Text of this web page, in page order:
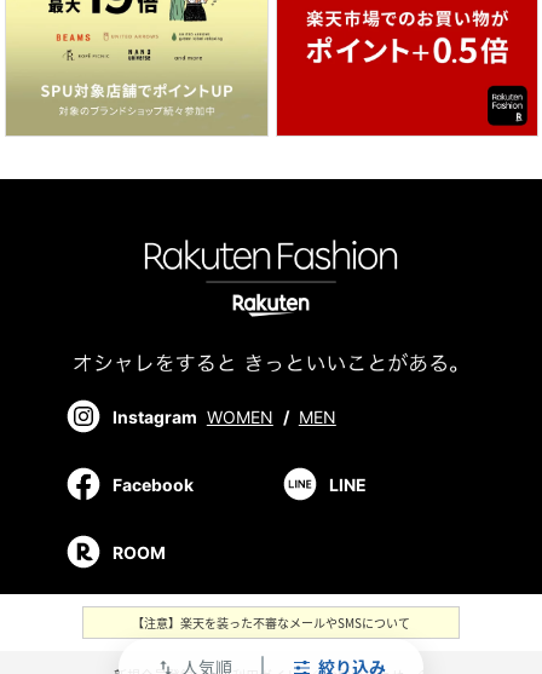
swap_vert 人気順 絞り込み
Instagram WOMEN / MEN
Facebook LINE
ROOM
【注意】楽天を装った不審なメールやSMSについて